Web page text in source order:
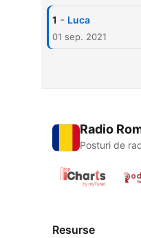
1 - Luca
01 sep. 2021
Radio
Posturi de
Resurse